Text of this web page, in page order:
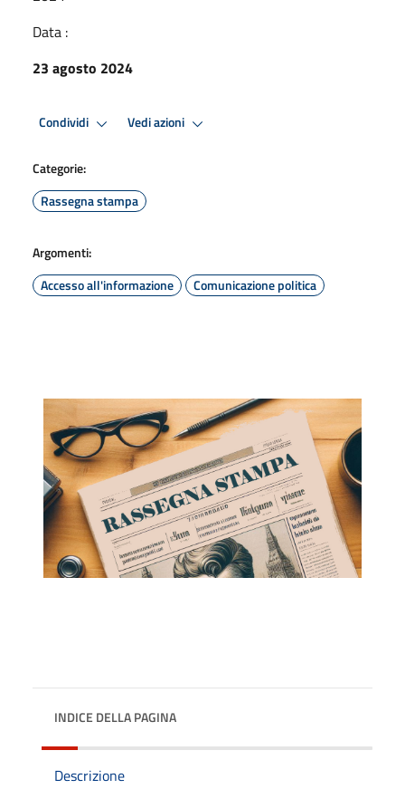
Data :
23 agosto 2024
Condividi Vedi azioni
Categorie:
Rassegna stampa
Argomenti:
Accesso all'informazione
Comunicazione politica
INDICE DELLA PAGINA
Descrizione